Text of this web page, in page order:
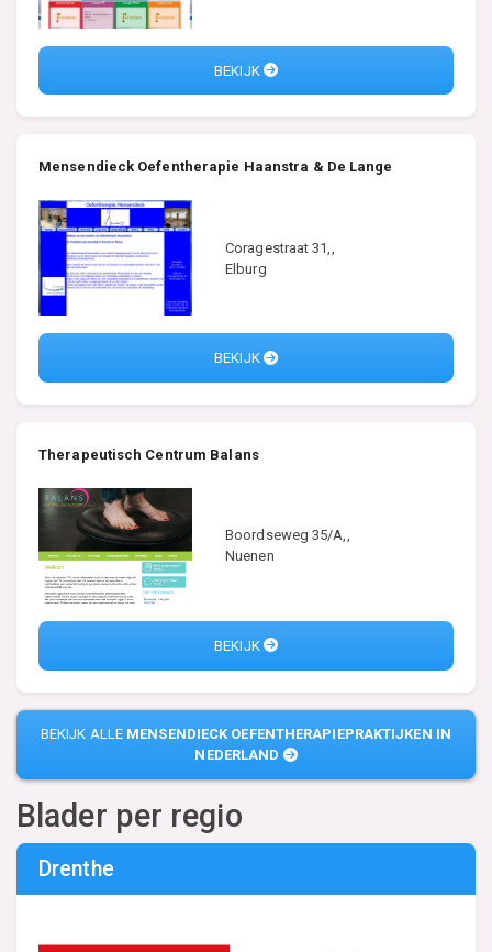
BEKIJK
Mensendieck Oefentherapie Haanstra & De Lange
Coragestraat 31,,
Elburg
BEKIJK
Therapeutisch Centrum Balans
Boordseweg 35/A,,
Nuenen
BEKIJK
BEKIJK ALLE MENSENDIECK OEFENTHERAPIEPRAKTIJKEN IN
NEDERLAND
Blader per regio
Drenthe